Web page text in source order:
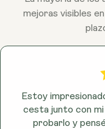
espermidina,
de trigo y la soja,
mejoras visibles
Estoy
cesta junto con mi
probarlo y